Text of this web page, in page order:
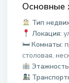
Основные
Тип
Локация:
🛏Комнаты:
столовая,